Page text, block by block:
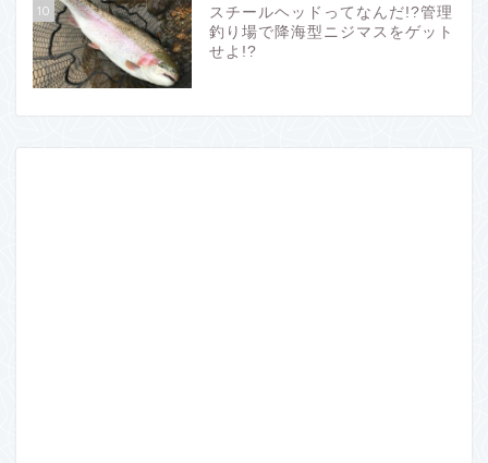
10
スチールヘッドってなんだ!?管理
釣り場で降海型ニジマスをゲット
せよ!?